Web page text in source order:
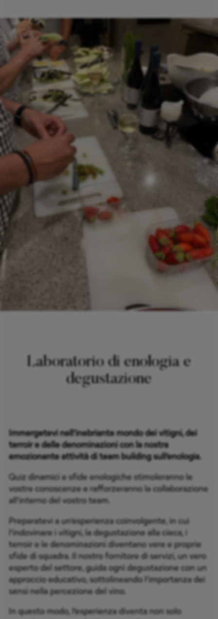
Laboratorio di enologia e
degustazione
Immergetevi nell’inebriante mondo dei vitigni, dei
terroir e delle denominazioni con la nostra
emozionante attività di team building sull’enologia.
Quiz dinamici e sfide enologiche stimoleranno le
vostre conoscenze e rafforzeranno la collaborazione
all’interno del vostro team.
Preparatevi a un’esperienza coinvolgente, in cui
l’indovinare i vitigni, la degustazione alla cieca, i
terroir e le denominazioni diventano vere e proprie
sfide di squadra. Il nostro fornitore di servizi, un vero
esperto del settore, guida ogni degustazione con un
approccio educativo, sottolineando l’importanza dei
sensi nella percezione del vino.
In questo modo, l’esperienza diventa non solo